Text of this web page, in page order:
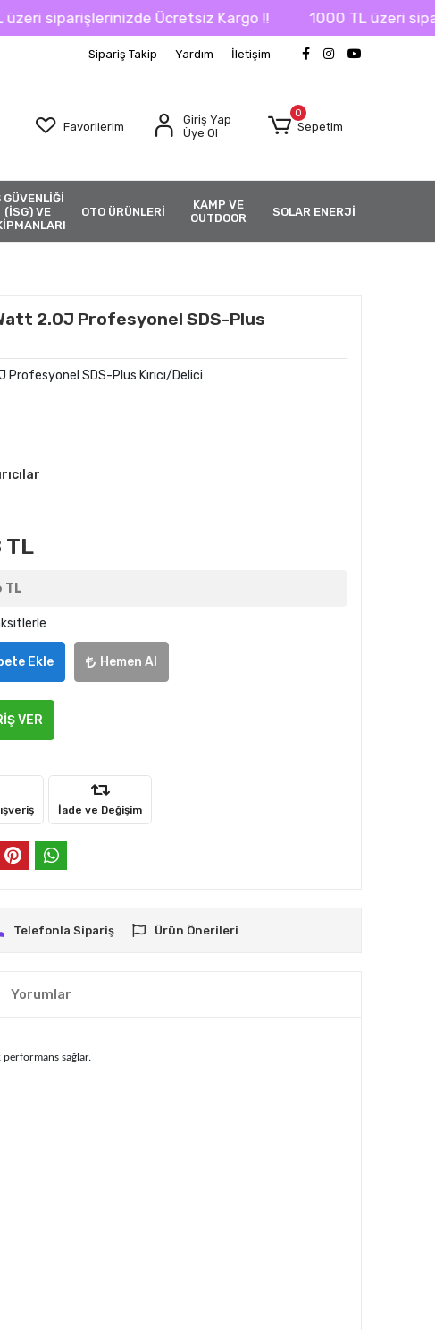
Ücretsiz Kargo !! 1000 TL üzeri siparişlerinizde
Sipariş Takip Yardım İletişim
Favorilerim
Giriş Yap
Üye Ol
0
Sepetim
GÜVENLİĞİ
(İSG) VE
OTO ÜRÜNLERİ
KAMP VE
OUTDOOR
SOLAR ENERJİ
2.0J Profesyonel SDS-Plus
SDS-Plus Kırıcı/Delici
TL
TL
Ekle Hemen Al
VER
İade ve Değişim
Telefonla Sipariş Ürün Önerileri
Yorumlar
sağlar.